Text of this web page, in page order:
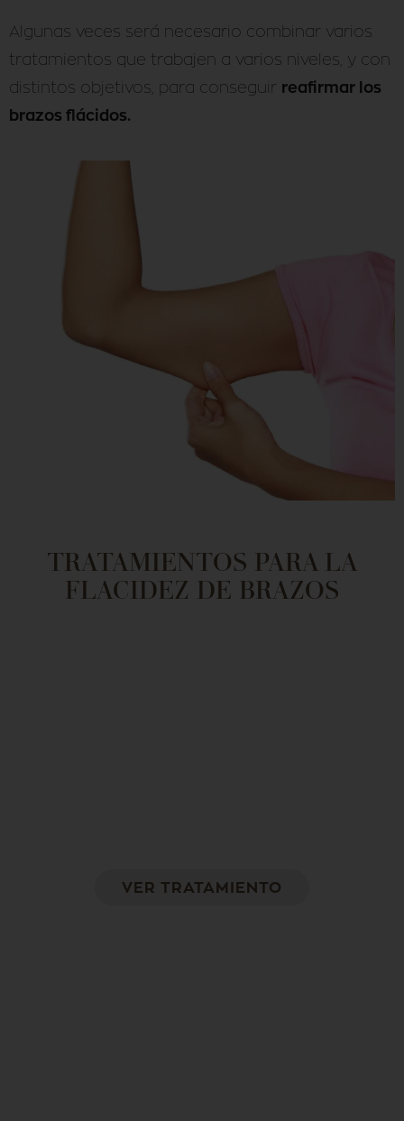
Algunas veces será necesario combinar varios
tratamientos que trabajen a varios niveles, y con
distintos objetivos, para conseguir reafirmar los
brazos flácidos.
TRATAMIENTOS PARA LA
FLACIDEZ DE BRAZOS
VER TRATAMIENTO